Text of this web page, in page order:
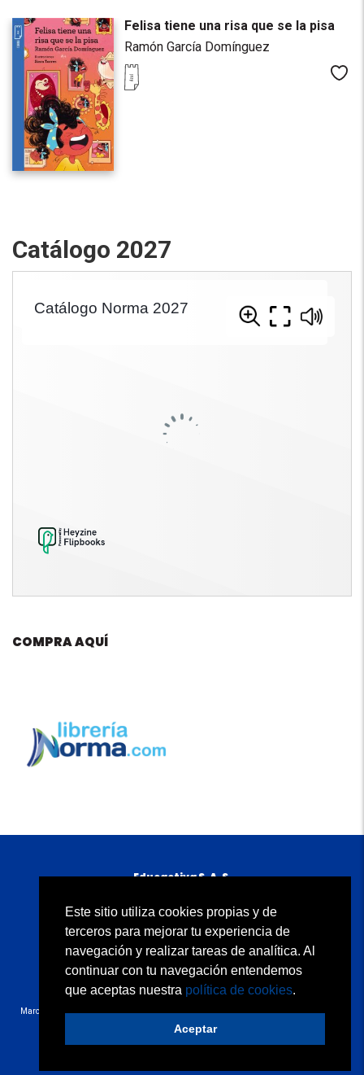
Este sitio utiliza cookies propias y de
terceros para mejorar tu experiencia de
navegación y realizar tareas de analítica. Al
continuar con tu navegación entendemos
que aceptas nuestra política de cookies.
Aceptar
Felisa tiene una risa que se la pisa
Ramón García Domínguez
Catálogo 2027
COMPRA AQUÍ
Educactiva S. A. S.
ogotá, D. C., Colombia
Atención al cliente: 01 8000 934500
servicioalclientenorma@edicionesnorma.com
Quiénes somos Condiciones de uso
Contacto
Copyright © 2020 Educactiva S.A.S. Todos los derechos reservados.
Marcas y signos distintivos que contienen la denominación “N”/Norma/Carvajal ® bajo
licencia de Grupo Carvajal (Colombia).